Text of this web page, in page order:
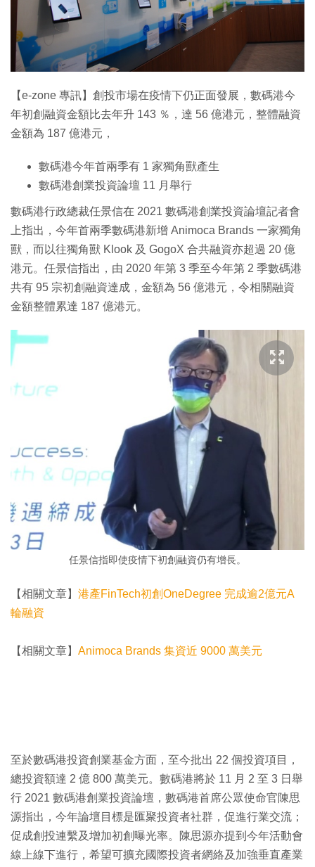
【e-zone 專訊】創投市場在疫情下仍正面發展，數碼港今
年初創融資金額比去年升 143 ％，達 56 億港元，整體融資
金額為 187 億港元，
數碼港今年首兩季有 1 家獨角獸產生
數碼港創業投資論壇 11 月舉行
數碼港行政總裁任景信在 2021 數碼港創業投資論壇記者會
上指出，今年首兩季數碼港新增 Animoca Brands 一家獨角
獸，而以往獨角獸 Klook 及 GogoX 合共融資亦超過 20 億
港元。任景信指出，由 2020 年第 3 季至今年第 2 季數碼港
共有 95 宗初創融資達成，金額為 56 億港元，令相關融資
金額整體累達 187 億港元。
任景信指即使疫情下初創融資仍有增長。
【相關文章】 港產FinTech初創OneDegree 完成逾2億元A
輪融資
【相關文章】 Animoca Brands 集資近 9000 萬美元
至於數碼港投資創業基金方面，至今批出 22 個投資項目，
總投資額達 2 億 800 萬美元。數碼港將於 11 月 2 至 3 日舉
行 2021 數碼港創業投資論壇，數碼港首席公眾使命官陳思
源指出，今年論壇目標是匯聚投資者社群，促進行業交流；
促成創投連繫及增加初創曝光率。陳思源亦提到今年活動會
線上線下進行，希望可擴充國際投資者網絡及加強垂直產業